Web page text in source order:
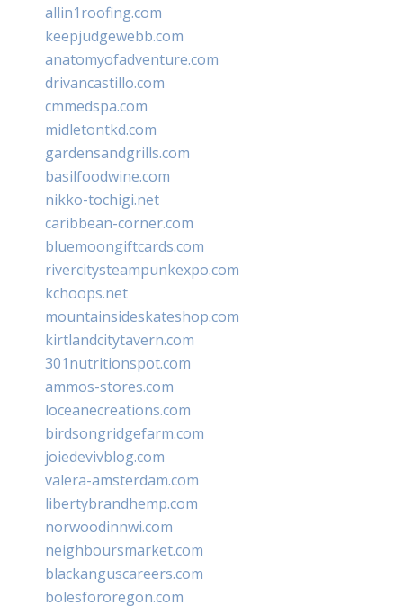
allin1roofing.com
keepjudgewebb.com
anatomyofadventure.com
drivancastillo.com
cmmedspa.com
midletontkd.com
gardensandgrills.com
basilfoodwine.com
nikko-tochigi.net
caribbean-corner.com
bluemoongiftcards.com
rivercitysteampunkexpo.com
kchoops.net
mountainsideskateshop.com
kirtlandcitytavern.com
301nutritionspot.com
ammos-stores.com
loceanecreations.com
birdsongridgefarm.com
joiedevivblog.com
valera-amsterdam.com
libertybrandhemp.com
norwoodinnwi.com
neighboursmarket.com
blackanguscareers.com
bolesfororegon.com